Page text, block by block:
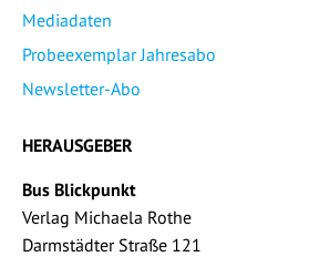
Mediadaten
Probeexemplar Jahresabo
Newsletter-Abo
HERAUSGEBER
Bus Blickpunkt
Verlag Michaela Rothe
Darmstädter Straße 121